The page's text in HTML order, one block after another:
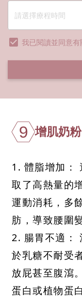
我已閱讀並同意有
9 增肌奶
1. 體脂增加：
取了高熱量的
運動消耗，多
肪，導致腰圍
2. 腸胃不適：
於乳糖不耐受
放屁甚至腹瀉
蛋白或植物蛋白